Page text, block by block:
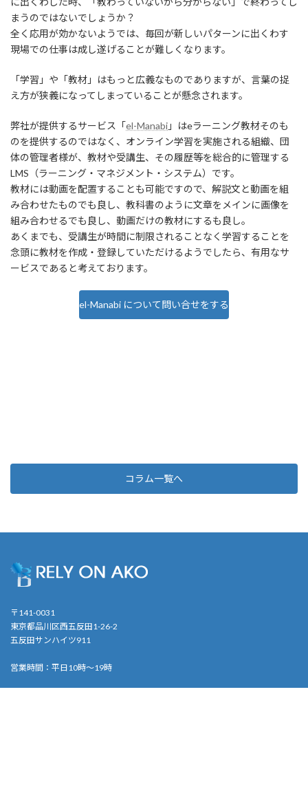
まうのではないでしょうか？
全く応用が効かないようでは、毎回が新しいパターンに出くわす
現場での仕事は成し遂げることが難しくなります。
「学習」や「教材」はもっと広義なものでありますが、言葉の捉
え方が狭義になってしまっていることが懸念されます。
弊社が提供するサービス「el-Manabi 」はeラーニング教材そのも
のを提供するのではなく、オンライン学習を実施される組織、団
体の管理者様が、教材や受講生、その履歴等を総合的に管理する
LMS（ラーニング・マネジメント・システム）です。
教材には動画を配置することも可能ですので、解説文と動画を組
み合わせたものでも良し、教科書のように文章をメインに画像を
組み合わせるでも良し、動画だけの教材にするも良し。
あくまでも、受講生が時間に制限されることなく学習することを
念頭に教材を作成・登録していただけるようでしたら、有用なサ
ービスであると考えております。
el-Manabi について問い合せをする
コラム一覧へ
〒141-0031
東京都品川区西五反田1-26-2
五反田サンハイツ911
営業時間：平日10時〜19時